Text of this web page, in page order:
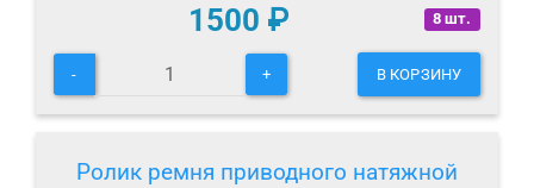
8 шт.
1500 ₽
- + В КОРЗИНУ
Ролик ремня приводного натяжной